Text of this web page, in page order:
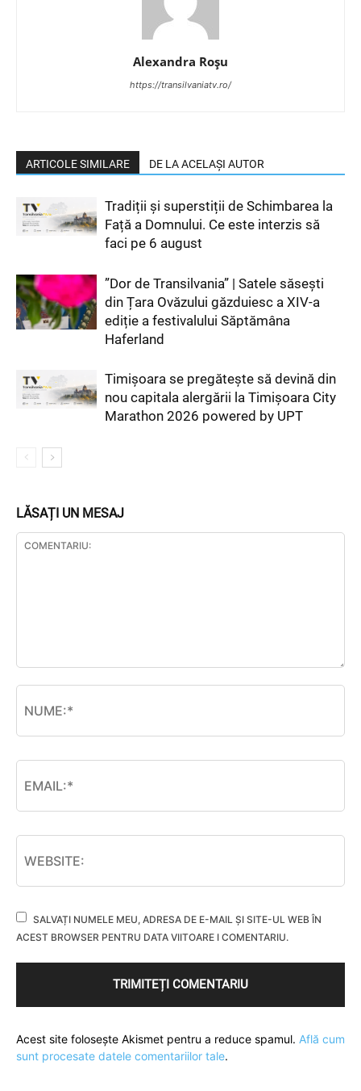
Alexandra Roșu
https://transilvaniatv.ro/
ARTICOLE SIMILARE DE LA ACELAȘI AUTOR
Tradiții și superstiții de Schimbarea la
Față a Domnului. Ce este interzis să
faci pe 6 august
”Dor de Transilvania” | Satele săsești
din Țara Ovăzului găzduiesc a XIV-a
ediție a festivalului Săptămâna
Haferland
Timișoara se pregătește să devină din
nou capitala alergării la Timișoara City
Marathon 2026 powered by UPT
LĂSAȚI UN MESAJ
SALVAȚI NUMELE MEU, ADRESA DE E-MAIL ȘI SITE-UL WEB ÎN
ACEST BROWSER PENTRU DATA VIITOARE I COMENTARIU.
Acest site folosește Akismet pentru a reduce spamul. Află cum
sunt procesate datele comentariilor tale.